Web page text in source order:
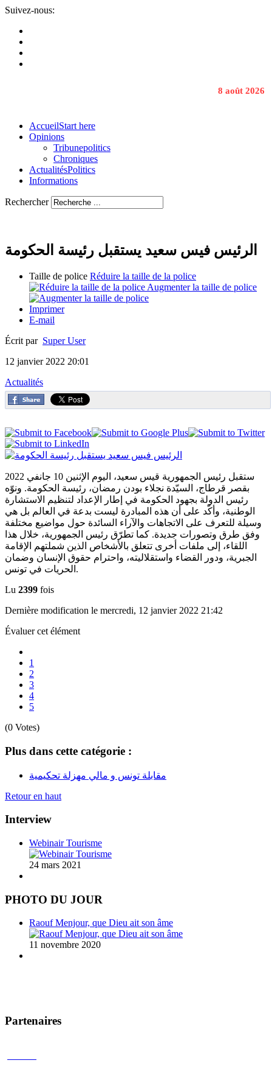
Suivez-nous:
8 août 2026
AccueilStart here
Opinions
Tribunepolitics
Chroniques
ActualitésPolitics
Informations
Rechercher
الرئيس فيس سعيد يستقبل رئيسة الحكومة
Taille de police Réduire la taille de la police
Augmenter la taille de police
Imprimer
E-mail
Écrit par Super User
12 janvier 2022 20:01
Actualités
ستقبل رئيس الجمهورية قيس سعيد، اليوم الإثنين 10 جانفي 2022
بقصر قرطاج، السيّدة نجلاء بودن رمضان، رئيسة الحكومة. ونوّه
رئيس الدولة بجهود الحكومة في إطار الإعداد لتنظيم الاستشارة
الوطنية، وأكّد على أن هذه المبادرة ليست بدعة في العالم بل هي
وسيلة للتعرف على الاتجاهات والآراء السائدة حول مواضيع مختلفة
وفق طرق وتصورات جديدة. كما تطرّق رئيس الجمهورية، خلال هذا
اللقاء، إلى ملفات أخرى تتعلق بالأشخاص الذين شملتهم الإقامة
الجبرية، ودور القضاء واستقلاليته، واحترام حقوق الإنسان وضمان
الحريات في تونس.
Lu 2399 fois
Dernière modification le mercredi, 12 janvier 2022 21:42
Évaluer cet élément
1
2
3
4
5
(0 Votes)
Plus dans cette catégorie :
مقابلة تونس و مالي مهزلة تحكيمية
Retour en haut
Interview
Webinair Tourisme
24 mars 2021
PHOTO DU JOUR
Raouf Menjour, que Dieu ait son âme
11 novembre 2020
Partenaires